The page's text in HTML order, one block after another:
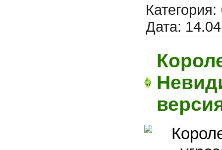
Категория:
Дата: